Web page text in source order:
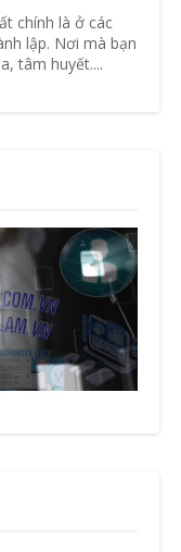
chính là ở các
lập. Nơi mà bạn
tâm huyết....